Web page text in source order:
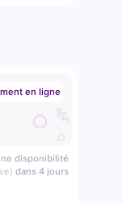
en ligne
disponibilité
dans 4 jours